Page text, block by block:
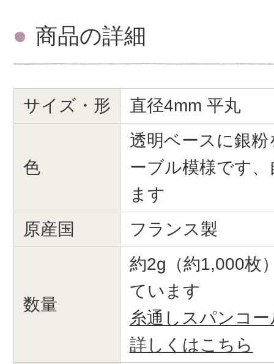
商品の詳細
サイズ・形 直径4mm 平丸
色
透明ベースに銀
ーブル模様です
ます
原産国
フランス製
数量
約2g（約1,000枚
ています
糸通しスパンコ
詳しくはこちら